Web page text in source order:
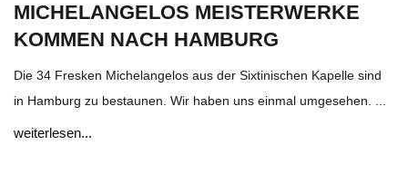
MICHELANGELOS MEISTERWERKE
KOMMEN NACH HAMBURG
Die 34 Fresken Michelangelos aus der Sixtinischen Kapelle sind
in Hamburg zu bestaunen. Wir haben uns einmal umgesehen. ...
weiterlesen...